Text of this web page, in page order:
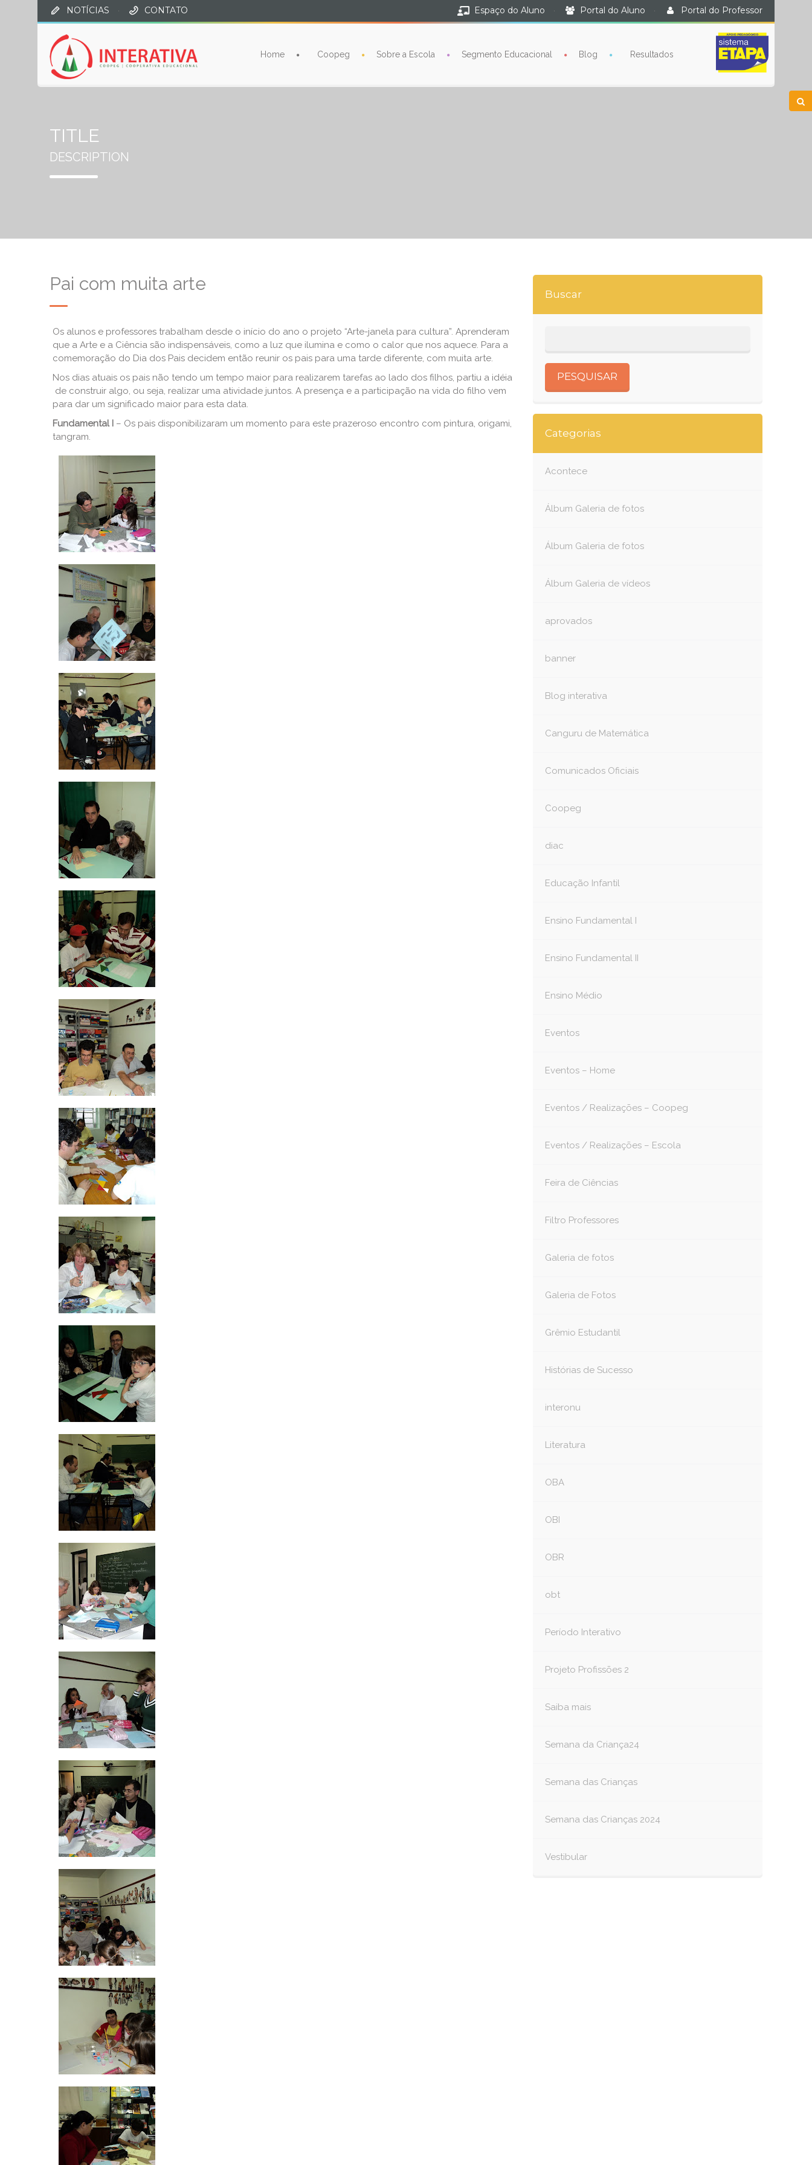
NOTÍCIAS · CONTATO Espaço do Aluno · Portal do Aluno · Portal do Professor
Home Coopeg Sobre a Escola Segmento Educacional Blog Resultados
TITLE
DESCRIPTION
Pai com muita arte
Os alunos e professores trabalham desde o início do ano o projeto “Arte-janela para cultura”. Aprenderam
que a Arte e a Ciência são indispensáveis, como a luz que ilumina e como o calor que nos aquece. Para a
comemoração do Dia dos Pais decidem então reunir os pais para uma tarde diferente, com muita arte.
Nos dias atuais os pais não tendo um tempo maior para realizarem tarefas ao lado dos filhos, partiu a idéia
de construir algo, ou seja, realizar uma atividade juntos. A presença e a participação na vida do filho vem
para dar um significado maior para esta data.
Fundamental I – Os pais disponibilizaram um momento para este prazeroso encontro com pintura, origami,
tangram.
Buscar
Categorias
Acontece
Álbum Galeria de fotos
Álbum Galeria de fotos
Álbum Galeria de vídeos
aprovados
banner
Blog interativa
Canguru de Matemática
Comunicados Oficiais
Coopeg
diac
Educação Infantil
Ensino Fundamental I
Ensino Fundamental II
Ensino Médio
Eventos
Eventos – Home
Eventos / Realizações – Coopeg
Eventos / Realizações – Escola
Feira de Ciências
Filtro Professores
Galeria de fotos
Galeria de Fotos
Grêmio Estudantil
Histórias de Sucesso
interonu
Literatura
OBA
OBI
OBR
obt
Período Interativo
Projeto Profissões 2
Saiba mais
Semana da Criança24
Semana das Crianças
Semana das Crianças 2024
Vestibular